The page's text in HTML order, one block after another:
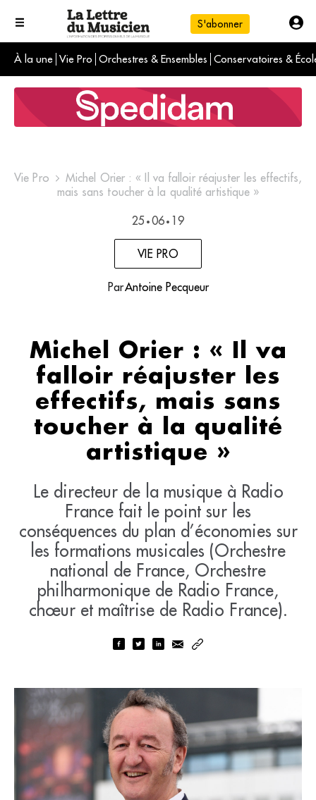
S'abonner
À la une Vie Pro Orchestres & Ensembles Conservatoires &
L'info du jour
Le numéro du mois
International
Vie Pro
Michel Orier : « Il va falloir réajuster les effectifs,
mais sans toucher à la qualité artistique »
25 • 06 • 19
VIE PRO
ParAntoine Pecqueur
Michel Orier : « Il va
falloir réajuster les
effectifs, mais sans
toucher à la qualité
artistique »
Le directeur de la musique à Radio
France fait le point sur les
conséquences du plan d’économies sur
les formations musicales (Orchestre
national de France, Orchestre
philharmonique de Radio France,
chœur et maîtrise de Radio France).